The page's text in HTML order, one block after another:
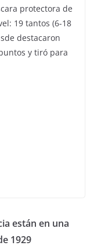
protectora de
19 tantos (6-18
destacaron
y tiró para
están en una
1929